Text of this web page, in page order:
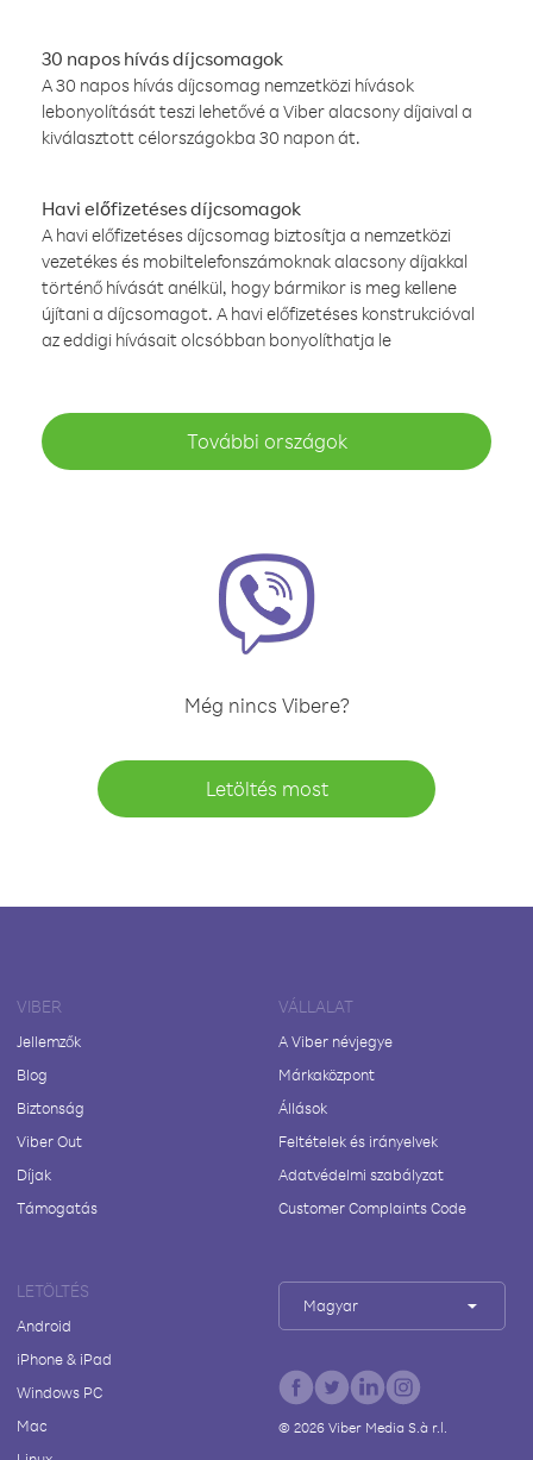
30 napos hívás díjcsomagok
A 30 napos hívás díjcsomag nemzetközi hívások
lebonyolítását teszi lehetővé a Viber alacsony díjaival a
kiválasztott célországokba 30 napon át.
Havi előfizetéses díjcsomagok
A havi előfizetéses díjcsomag biztosítja a nemzetközi
vezetékes és mobiltelefonszámoknak alacsony díjakkal
történő hívását anélkül, hogy bármikor is meg kellene
újítani a díjcsomagot. A havi előfizetéses konstrukcióval
az eddigi hívásait olcsóbban bonyolíthatja le
További országok
Még nincs Vibere?
Letöltés most
VIBER
Jellemzők
Blog
Biztonság
Viber Out
Díjak
Támogatás
VÁLLALAT
A Viber névjegye
Márkaközpont
Állások
Feltételek és irányelvek
Adatvédelmi szabályzat
Customer Complaints Code
LETÖLTÉS
Android
iPhone & iPad
Windows PC
Mac
Magyar
© 2026Viber Media S.à r.l.